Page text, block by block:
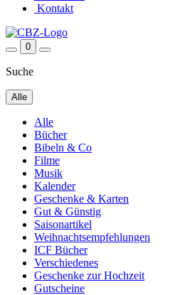
Kontakt
0
Suche
Alle
Alle
Bücher
Bibeln & Co
Filme
Musik
Kalender
Geschenke & Karten
Gut & Günstig
Saisonartikel
Weihnachtsempfehlungen
ICF Bücher
Verschiedenes
Geschenke zur Hochzeit
Gutscheine